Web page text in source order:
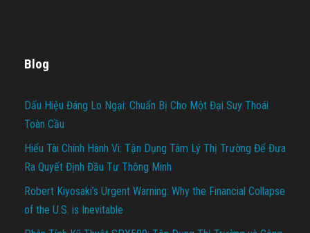
Blog
Dấu Hiệu Đáng Lo Ngại: Chuẩn Bị Cho Một Đại Suy Thoái
Toàn Cầu
Hiểu Tài Chính Hành Vi: Tận Dụng Tâm Lý Thị Trường Để Đưa
Ra Quyết Định Đầu Tư Thông Minh
Robert Kiyosaki’s Urgent Warning: Why the Financial Collapse
of the U.S. is Inevitable